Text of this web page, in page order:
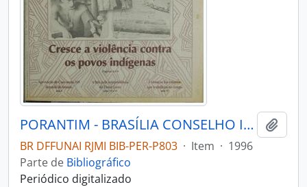
PORANTIM - BRASÍLIA CONSELHO INDIGENISTA MISSIONÁRIO - 1996 - Nº189
BR DFFUNAI RJMI BIB-PER-P803 · Item · 1996
Parte de Bibliográfico
Periódico digitalizado